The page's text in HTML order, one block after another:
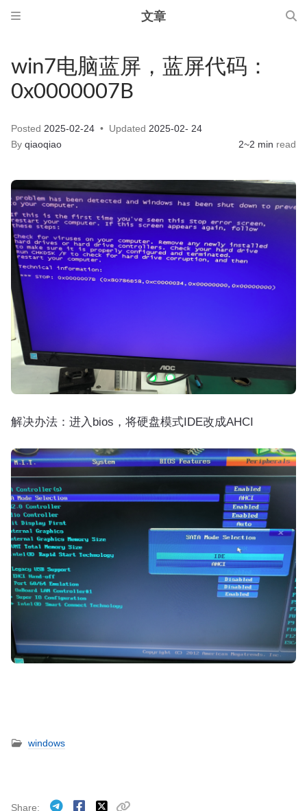
文章
win7电脑蓝屏，蓝屏代码：
0x0000007B
Posted 2025-02-24 Updated 2025-02- 24
By qiaoqiao 2~2 min read
解决办法：进入bios，将硬盘模式IDE改成AHCI
windows
Share